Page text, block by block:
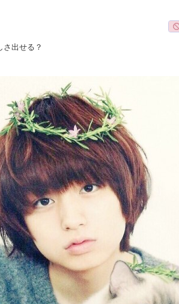
さ出せる？